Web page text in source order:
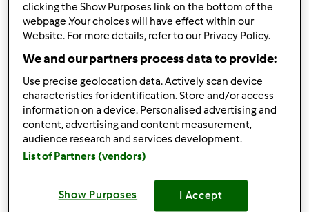
4:ciao a tutte... mi sono appena iscritta al forum. mi
chiamo Rosaria e scrivo da nichelino (TO) ho quasi 29
anni e mi piacerebbe confrontarmi con voi grazie
In cima
Accedi o registrati per poter commentare
Anonimo (non verificato)
clicking the Show Purposes link on the bottom of the
webpage .Your choices will have effect within our
Website. For more details, refer to our Privacy Policy.
We and our partners process data to provide:
Use precise geolocation data. Actively scan device
characteristics for identification. Store and/or access
information on a device. Personalised advertising and
content, advertising and content measurement,
audience research and services development.
List of Partners (vendors)
Show Purposes I Accept